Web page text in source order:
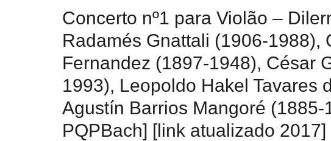
Concerto nº1 para Violão –
Radamés Gnattali (1906-1988),
Fernandez (1897-1948), César
1993), Leopoldo Hakel Tavares
Agustín Barrios Mangoré (1885-
PQPBach] [link atualizado 2017]